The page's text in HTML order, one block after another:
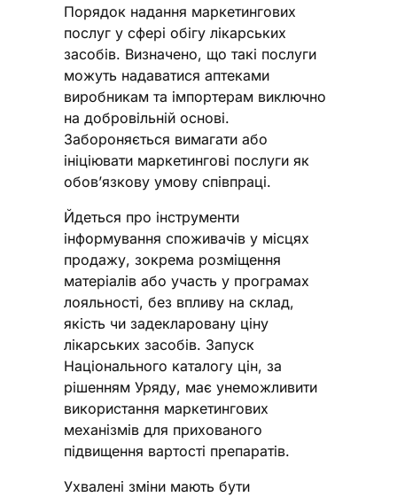
Порядок надання маркетингових
послуг у сфері обігу лікарських
засобів. Визначено, що такі послуги
можуть надаватися аптеками
виробникам та імпортерам виключно
на добровільній основі.
Забороняється вимагати або
ініціювати маркетингові послуги як
обов’язкову умову співпраці.
Йдеться про інструменти
інформування споживачів у місцях
продажу, зокрема розміщення
матеріалів або участь у програмах
лояльності, без впливу на склад,
якість чи задекларовану ціну
лікарських засобів. Запуск
Національного каталогу цін, за
рішенням Уряду, має унеможливити
використання маркетингових
механізмів для прихованого
підвищення вартості препаратів.
Ухвалені зміни мають бути